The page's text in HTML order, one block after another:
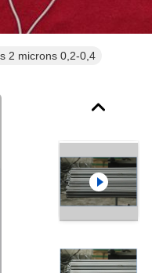
2 microns 0,2-0,4